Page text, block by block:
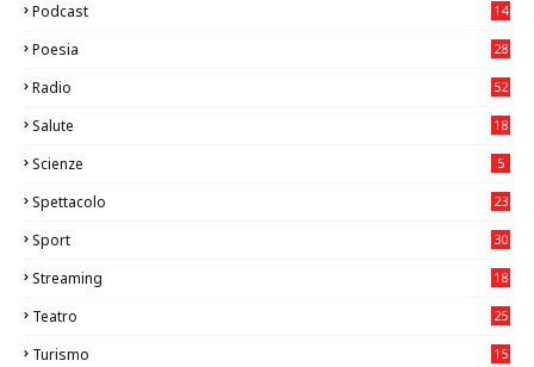
Podcast 14
Poesia 28
Radio 52
Salute
18
Scienze 5
Spettacolo 23
Sport
30
Streaming 18
Teatro
25
Turismo
15